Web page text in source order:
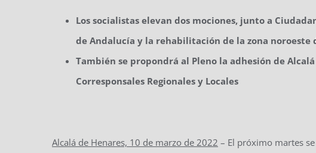
Los socialistas elevan dos mociones, junto a
de Andalucía y la rehabilitación de la zona noroeste
También se propondrá al Pleno la adhesión de
Corresponsales Regionales y Locales
Alcalá de Henares, 10 de marzo de 2022 – El próximo martes